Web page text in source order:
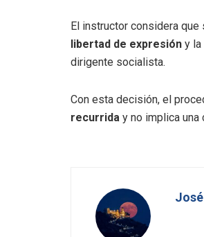
El instructor considera
libertad de expresión y la
dirigente socialista.
Con esta decisión, el
recurrida y no implica